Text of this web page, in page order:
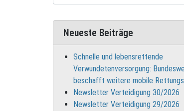
Neueste Beiträge
Schnelle und lebensrettende
Verwundetenversorgung:
beschafft weitere mobile
Newsletter Verteidigung 30/2026
Newsletter Verteidigung 29/2026